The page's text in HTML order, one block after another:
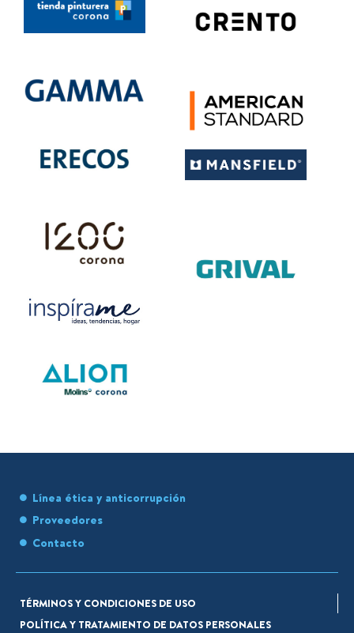
Línea ética y anticorrupción
Proveedores
Contacto
TÉRMINOS Y CONDICIONES DE USO
POLÍTICA Y TRATAMIENTO DE DATOS PERSONALES